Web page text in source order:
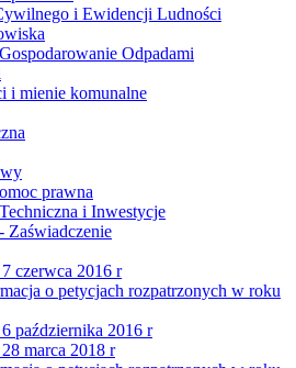
i Ewidencji Ludności
Odpadami
i mienie komunalne
prawna
i Inwestycje
Zaświadczenie
czerwca 2016 r
o petycjach rozpatrzonych w roku
października 2016 r
marca 2018 r